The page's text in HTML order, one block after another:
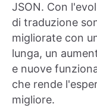
JSON. Con
di traduzione
migliorate con
lunga, un
e nuove
che rende
migliore.